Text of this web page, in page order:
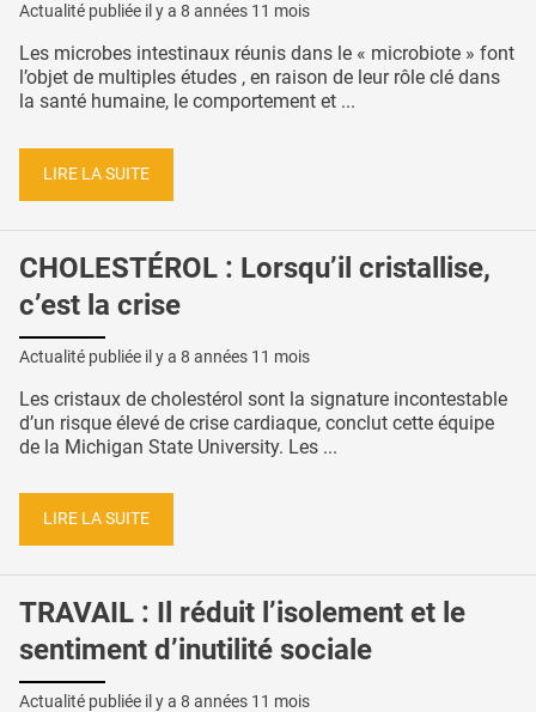
Actualité publiée il y a 8 années 11 mois
Les microbes intestinaux réunis dans le « microbiote » font
l’objet de multiples études , en raison de leur rôle clé dans
la santé humaine, le comportement et ...
LIRE LA SUITE
CHOLESTÉROL : Lorsqu’il cristallise,
c’est la crise
Actualité publiée il y a 8 années 11 mois
Les cristaux de cholestérol sont la signature incontestable
d’un risque élevé de crise cardiaque, conclut cette équipe
de la Michigan State University. Les ...
LIRE LA SUITE
TRAVAIL : Il réduit l’isolement et le
sentiment d’inutilité sociale
Actualité publiée il y a 8 années 11 mois